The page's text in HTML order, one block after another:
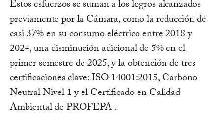
Estos esfuerzos se suman a los logros alcanzados
previamente por la Cámara, como la reducción de
casi 37% en su consumo eléctrico entre 2018 y
2024, una disminución adicional de 5% en el
primer semestre de 2025, y la obtención de tres
certificaciones clave: ISO 14001:2015, Carbono
Neutral Nivel 1 y el Certificado en Calidad
Ambiental de PROFEPA .